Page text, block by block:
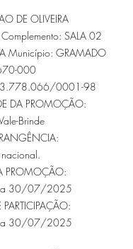
DE OLIVEIRA
SALA 02
Município: GRAMADO
000
0001-98
DA PROMOÇÃO:
Brinde
PROMOÇÃO:
30/07/2025
30/07/2025